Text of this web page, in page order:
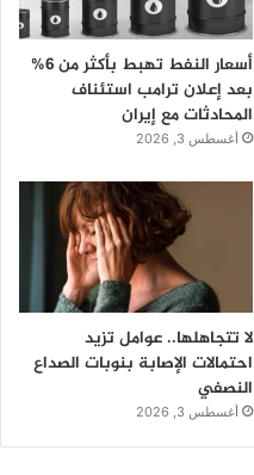
أسعار النفط تهبط بأكثر من 6%
بعد إعلان ترامب استئناف
المحادثات مع إيران
أغسطس 3, 2026
لا تتجاهلها.. عوامل تزيد
احتمالات الإصابة بنوبات الصداع
النصفي
أغسطس 3, 2026